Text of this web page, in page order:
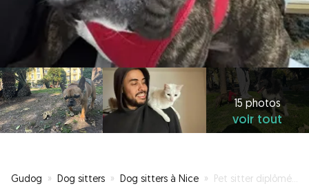
15 photos
voir tout
Gudog » Dog sitters » Dog sitters à Nice » Pet sitter diplômé de l'ACACED et secourisme